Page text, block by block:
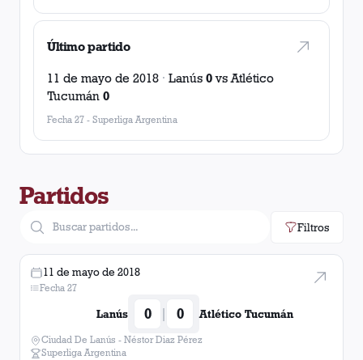
Último partido
11 de mayo de 2018 · Lanús 0vs Atlético
Tucumán 0
Fecha 27 - Superliga Argentina
Partidos
Filtros
11 de mayo de 2018
Fecha 27
Lanús 0 | 0 Atlético Tucumán
Ciudad De Lanús - Néstor Diaz Pérez
Superliga Argentina